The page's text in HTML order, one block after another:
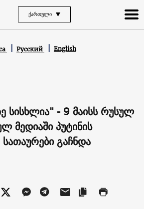
ᲥᲐᲠᲗᲣᲚᲘ
Русский English
სისხლია" - 9 მაისს რუსულ
მედიაში პუტინის
გაჩნდა